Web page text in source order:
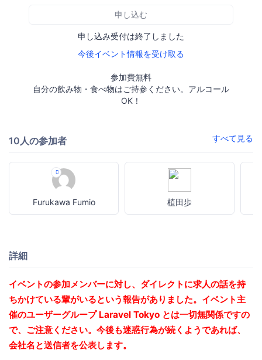
申し込む
申し込み受付は終了しました
今後イベント情報を受け取る
参加費無料
自分の飲み物・食べ物はご持参ください。アルコール
OK！
10人の参加者 すべて見る
Furukawa Fumio 植田歩
詳細
イベントの参加メンバーに対し、ダイレクトに求人の話を持
ちかけている輩がいるという報告がありました。イベント主
催のユーザーグループ Laravel Tokyo とは一切無関係ですの
で、ご注意ください。今後も迷惑行為が続くようであれば、
会社名と送信者を公表します。